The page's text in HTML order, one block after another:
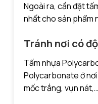
Ngoài ra, cần đặt
nhất cho sản phẩm
Tránh nơi có
Tấm nhựa
Polycarbonate ở
mốc trắng, vụn